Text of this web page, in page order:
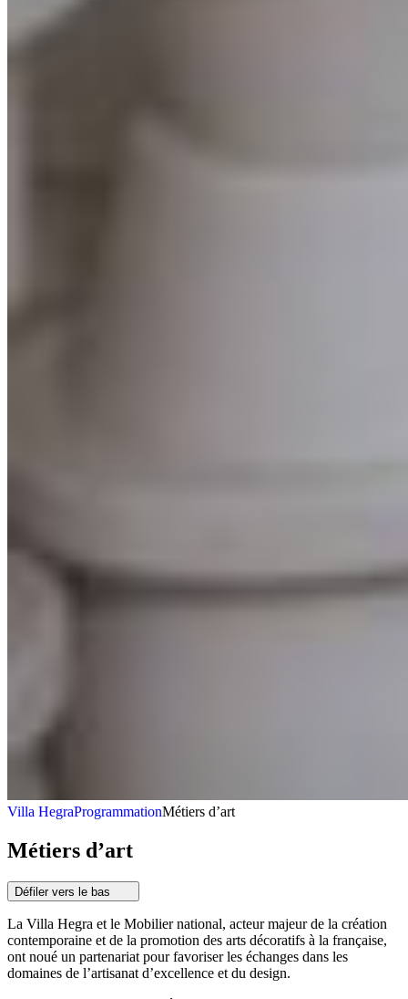
Villa HegraProgrammationMétiers d’art
Métiers d’art
Défiler vers le bas
La Villa Hegra et le Mobilier national, acteur majeur de la création
contemporaine et de la promotion des arts décoratifs à la française,
ont noué un partenariat pour favoriser les échanges dans les
domaines de l’artisanat d’excellence et du design.